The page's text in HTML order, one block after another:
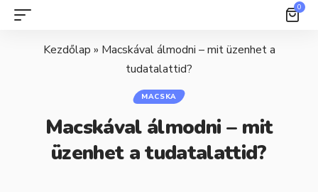
0
Kezdőlap » Macskával álmodni – mit üzenhet a
tudatalattid?
MACSKA
Macskával álmodni – mit
üzenhet a tudatalattid?